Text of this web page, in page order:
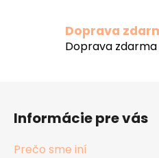
Doprava
Doprava
Informácie pre vás
Prečo sme iní